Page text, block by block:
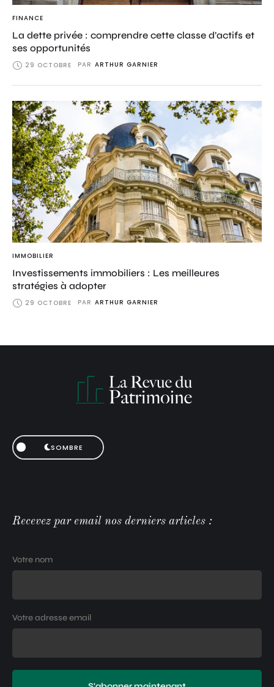
FINANCE
La dette privée : comprendre cette classe d’actifs et
ses opportunités
29 OCTOBRE PAR ARTHUR GARNIER
IMMOBILIER
Investissements immobiliers : Les meilleures
stratégies à adopter
29 OCTOBRE PAR ARTHUR GARNIER
SOMBRE
Recevez par email nos derniers articles :
Votre nom
Votre adresse email